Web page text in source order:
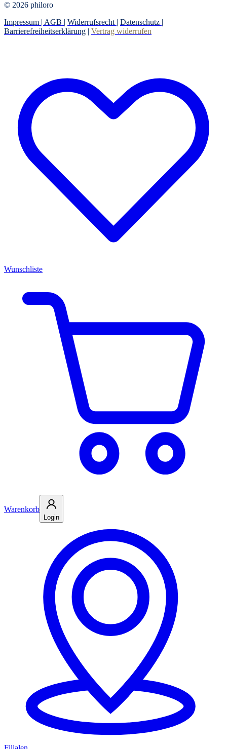
© 2026 philoro
Impressum | AGB | Widerrufsrecht | Datenschutz |
Barrierefreiheitserklärung | Vertrag widerrufen
Wunschliste
Warenkorb
Login